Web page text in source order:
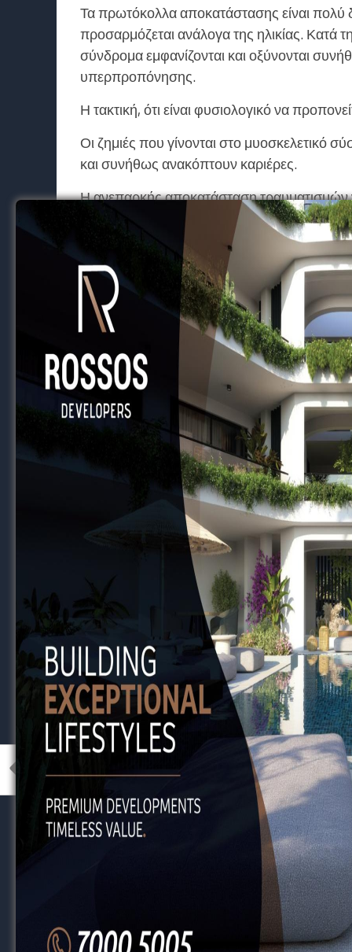
Τα πρωτόκολλα αποκατάστασης είναι πολύ
προσαρμόζεται ανάλογα της ηλικίας. Κατά
σύνδρομα εμφανίζονται και οξύνονται
υπερπροπόνησης.
Η τακτική, ότι είναι φυσιολογικό να
Οι ζημιές που γίνονται στο μυοσκελετικό
και συνήθως ανακόπτουν καριέρες.
Η ανεπαρκής αποκατάσταση τραυματισμών
Οι λόγοι είναι αρκετοί και διάφοροι,
χειρότερο η ημιμάθεια.
Είναι πολύ σημαντικό ο ποδοσφαιριστής
Η απειρία καθυστερεί ένα ποδοσφαιριστή
φέρουν αντίθετα αποτελέσματα.
Ο στόχος είναι η συντομότερη δυνατή
ασφάλεια.
Χρειάζονται γνώσεις για να το εφαρμόσει
Μια επαγγελματική ακαδημία ποδοσφαίρου
ορθοπεδικό ιατρό με ειδίκευση στους
Η ιατρική ομάδα θα πρέπει να
οποίοι έχουν την γνώση και όχι επειδή
Ευτυχώς έχουμε αρκετούς τέτοιους
στον νεαρό ποδοσφαιριστή εντός και
Η ιατρική ομάδα θα πρέπει να έχει την ίδια
ταχύτητα.
Σημαντικό είναι το medical clear πριν την
επανεξέταση δίνει την άδεια να επιστρέψει
Οι γονείς θα πρέπει να καταλάβουν ότι
τραυματισμού και να μην πιέζουν τα ίδια
Ένα παιδί που είναι τραυματίας θέλει την
του.
Δρ. Ελένη Θεοδώρου